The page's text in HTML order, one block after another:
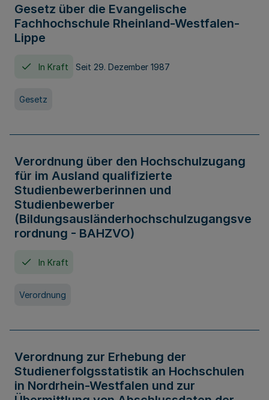
Gesetz über die Evangelische
Fachhochschule Rheinland-Westfalen-
Lippe
In Kraft Seit 29. Dezember 1987
Gesetz
Verordnung über den Hochschulzugang
für im Ausland qualifizierte
Studienbewerberinnen und
Studienbewerber
(Bildungsausländerhochschulzugangsve
rordnung - BAHZVO)
In Kraft
Verordnung
Verordnung zur Erhebung der
Studienerfolgsstatistik an Hochschulen
in Nordrhein-Westfalen und zur